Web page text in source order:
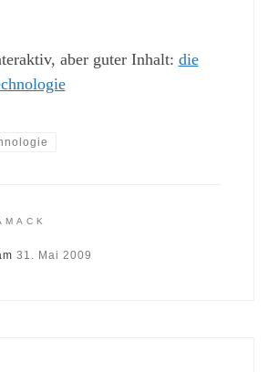
aber guter Inhalt: die
31. Mai 2009